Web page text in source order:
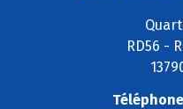
RD56 -